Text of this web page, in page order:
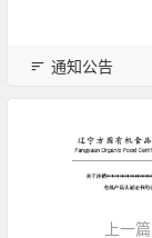
通知公告
上一篇